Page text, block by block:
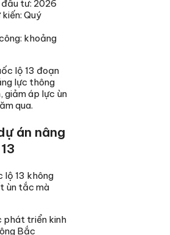
đầu tư: 2026
Quý
khoảng
lộ 13 đoạn
lực thông
giảm áp lực ùn
qua.
án nâng
lộ 13 không
ùn tắc mà
phát triển kinh
Bắc